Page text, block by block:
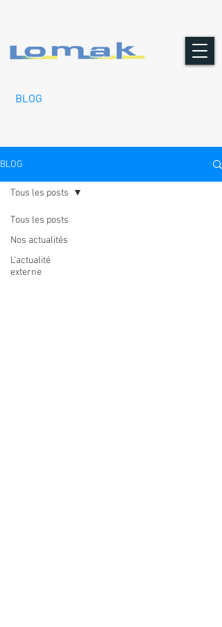
BLOG
BLOG
Tous les posts
Nos actualités
L'actualité
externe
Tous les posts